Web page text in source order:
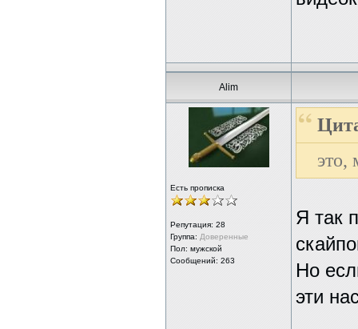
Alim
Есть прописка
Репутация: 28
Группа: Доверенные
Пол: мужской
Сообщений: 263
это,
Я так
Но
эти